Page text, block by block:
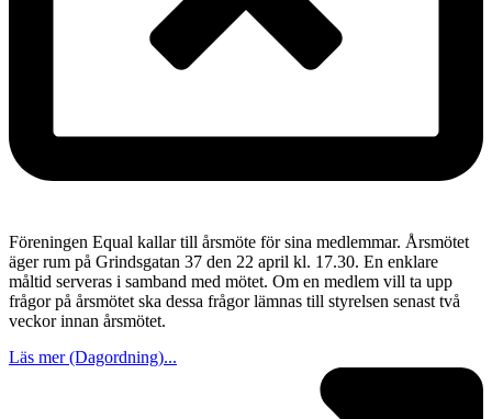
Föreningen Equal kallar till årsmöte för sina medlemmar. Årsmötet
äger rum på Grindsgatan 37 den 22 april kl. 17.30. En enklare
måltid serveras i samband med mötet. Om en medlem vill ta upp
frågor på årsmötet ska dessa frågor lämnas till styrelsen senast två
veckor innan årsmötet.
Läs mer (Dagordning)...